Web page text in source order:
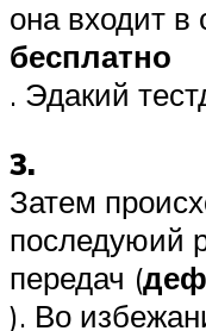
она входит в
бесплатно
. Эдакий
3.
Затем
последуюий
передач (
). Во